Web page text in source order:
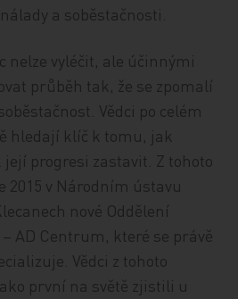
a soběstačnosti.
nelze vyléčit, ale účinnými
průběh tak, že se zpomalí
Vědci po celém
hledají klíč k tomu, jak
progresi zastavit. Z tohoto
2015 v Národním ústavu
nové Oddělení
AD Centrum, které se právě
Vědci z tohoto
první na světě zjistili u